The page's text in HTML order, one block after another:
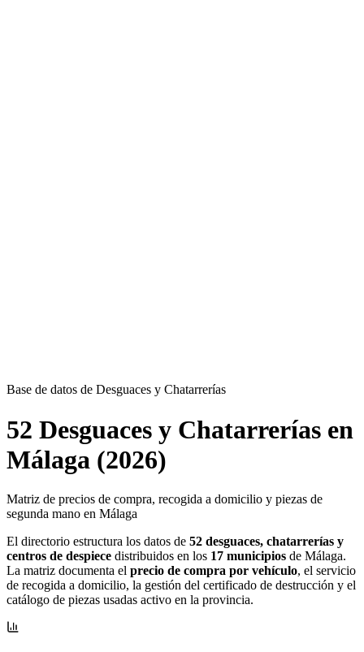
Base de datos de Desguaces y Chatarrerías
52 Desguaces y Chatarrerías en
Málaga (2026)
Matriz de precios de compra, recogida a domicilio y piezas de
segunda mano en Málaga
El directorio estructura los datos de 52 desguaces, chatarrerías y
centros de despiece distribuidos en los 17 municipios de Málaga.
La matriz documenta el precio de compra por vehículo, el servicio
de recogida a domicilio, la gestión del certificado de destrucción y el
catálogo de piezas usadas activo en la provincia.